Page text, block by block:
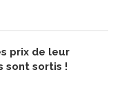
prix de leur
sont sortis !